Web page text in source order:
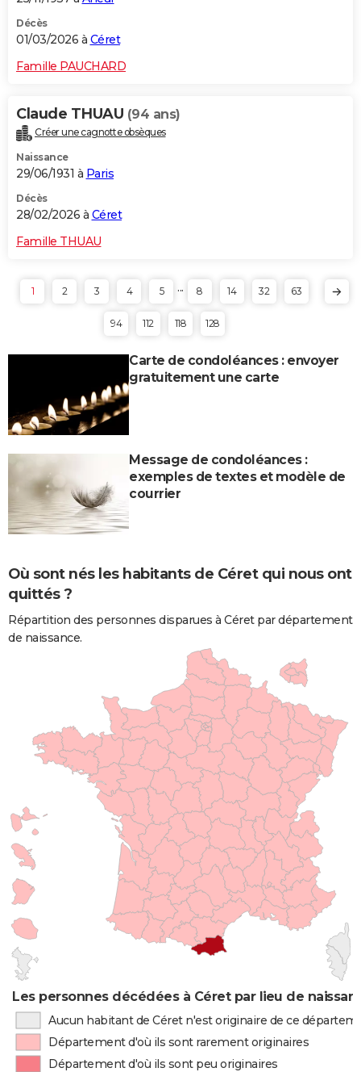
Décès
01/03/2026 à Céret
Famille PAUCHARD
Claude THUAU (94 ans)
Créer une cagnotte obsèques
Naissance
29/06/1931 à Paris
Décès
28/02/2026 à Céret
Famille THUAU
1 2 3 4 5 ... 8 14 32 63
94 112 118 128
Carte de condoléances : envoyer
gratuitement une carte
Message de condoléances :
exemples de textes et modèle de
courrier
Où sont nés les habitants de Céret qui nous ont
quittés ?
Répartition des personnes disparues à Céret par département
de naissance.
Les personnes décédées à Céret par lieu de
Aucun habitant de Céret n'est originaire de ce
Département d'où ils sont rarement originaires
Département d'où ils sont peu originaires